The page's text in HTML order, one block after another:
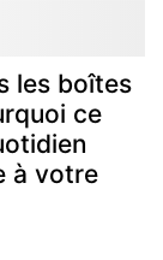
les boîtes
ce
à votre